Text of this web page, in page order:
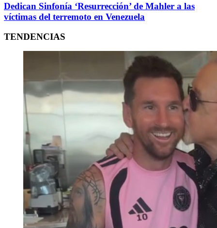
Dedican Sinfonía ‘Resurrección’ de Mahler a las
víctimas del terremoto en Venezuela
TENDENCIAS